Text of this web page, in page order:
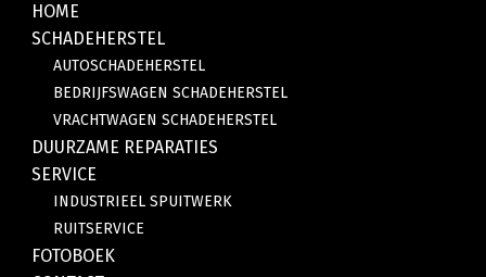
HOME
SCHADEHERSTEL
AUTOSCHADEHERSTEL
BEDRIJFSWAGEN SCHADEHERSTEL
VRACHTWAGEN SCHADEHERSTEL
DUURZAME REPARATIES
SERVICE
INDUSTRIEEL SPUITWERK
RUITSERVICE
FOTOBOEK